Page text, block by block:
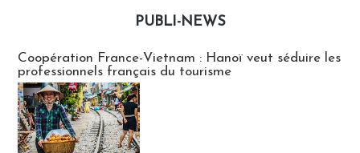
PUBLI-NEWS
Coopération France-Vietnam : Hanoï veut séduire les
professionnels français du tourisme